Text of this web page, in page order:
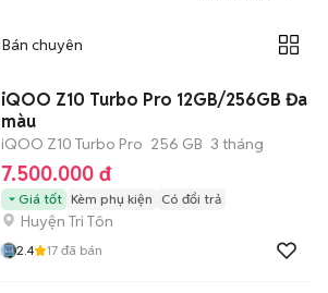
Bán chuyên
iQOO Z10 Turbo Pro 12GB/256GB Đa
màu
iQOO Z10 Turbo Pro 256 GB 3 tháng
7.500.000 đ
Giá tốt Kèm phụ kiện Có đổi trả
Huyện Tri Tôn
2.4 17 đã bán